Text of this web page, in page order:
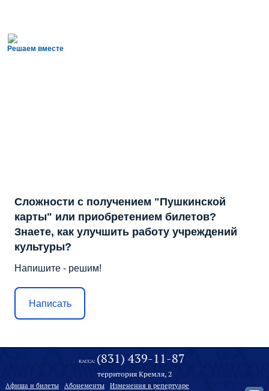
Решаем вместе
Сложности с получением "Пушкинской
карты" или приобретением билетов?
Знаете, как улучшить работу учреждений
культуры?
Напишите - решим!
Написать
КАССА: (831) 439-11-87
территория Кремля, 2
Афиша и билеты Абонементы
Изменения в репертуаре